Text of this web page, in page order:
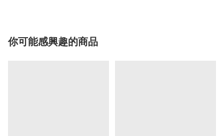
你可能感興趣的商品